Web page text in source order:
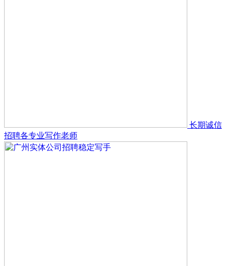
长期诚信
招聘各专业写作老师